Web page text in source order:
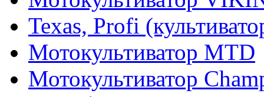
Texas, Profi
Мотокультиватор MTD
Мотокультиватор